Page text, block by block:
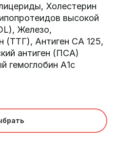
Холестерин
высокой
Железо,
(ТТГ), Антиген СА 125,
антиген (ПСА)
гемоглобин А1с